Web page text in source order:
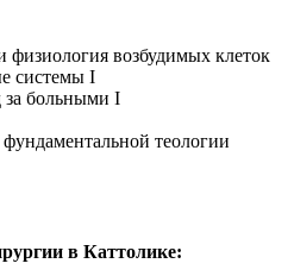
физиология возбудимых клеток
системы I
за больными I
теологии
в Каттолике: